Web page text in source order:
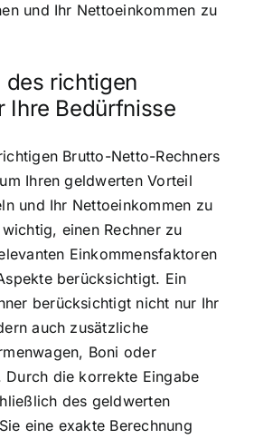
und Ihr Nettoeinkommen zu
des richtigen
Ihre Bedürfnisse
Brutto-Netto-Rechners
Ihren geldwerten Vorteil
und Ihr Nettoeinkommen zu
einen Rechner zu
Einkommensfaktoren
berücksichtigt. Ein
berücksichtigt nicht nur Ihr
auch zusätzliche
Boni oder
Durch die korrekte Eingabe
des geldwerten
eine exakte Berechnung